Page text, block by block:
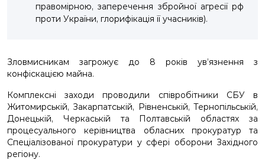
правомірною, заперечення збройної агресії рф
проти України, глорифікація її учасників).
Зловмисникам загрожує до 8 років ув’язнення з
конфіскацією майна.
Комплексні заходи проводили співробітники СБУ в
Житомирській, Закарпатській, Рівненській, Тернопільській,
Донецькій, Черкаській та Полтавській областях за
процесуального керівництва обласних прокуратур та
Спеціалізованої прокуратури у сфері оборони Західного
регіону.